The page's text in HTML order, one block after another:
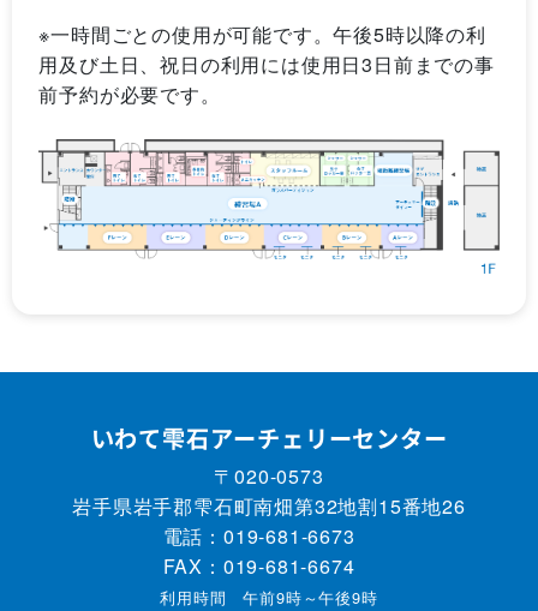
※一時間ごとの使用が可能です。午後5時以降の利
用及び土日、祝日の利用には使用日3日前までの事
前予約が必要です。
いわて雫石アーチェリーセンター
〒020-0573
岩手県岩手郡雫石町南畑第32地割15番地26
電話： 019-681-6673
FAX：019-681-6674
利用時間 午前9時～午後9時